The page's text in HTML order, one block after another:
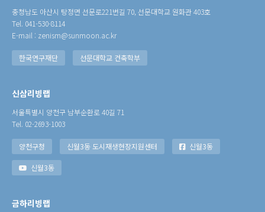
충청남도 아산시 탕정면 선문로221번길 70, 선문대학교 원화관 403호
Tel. 041-530-8114
E-mail : zenism@sunmoon.ac.kr
한국연구재단 선문대학교 건축학부
신삼리빙랩
서울특별시 양천구 남부순환로 40길 71
Tel. 02-2693-1003
양천구청 신월3동 도시재생현장지원센터 신월3동
신월3동
금하리빙랩